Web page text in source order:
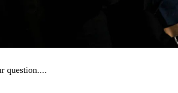
question...